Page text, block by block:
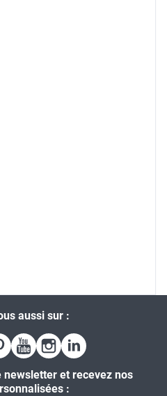
aussi sur :
et recevez nos
: